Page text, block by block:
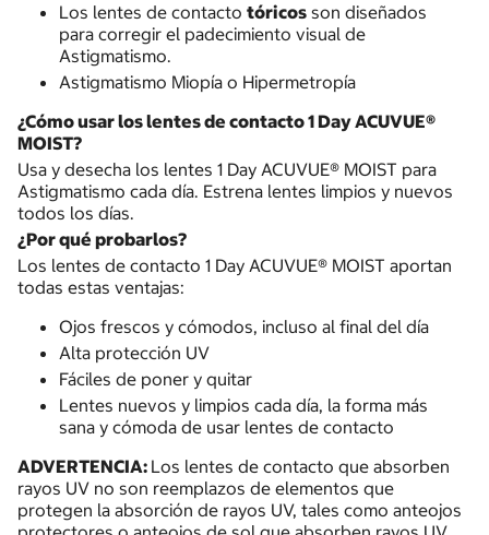
Los lentes de contacto tóricosson diseñados
para corregir el padecimiento visual de
Astigmatismo.
Astigmatismo Miopía o Hipermetropía
¿Cómo usar los lentes de contacto 1 Day ACUVUE®
MOIST?
Usa y desecha los lentes 1 Day ACUVUE® MOIST para
Astigmatismo cada día. Estrena lentes limpios y nuevos
todos los días.
¿Por qué probarlos?
Los lentes de contacto 1 Day ACUVUE® MOIST aportan
todas estas ventajas:
Ojos frescos y cómodos, incluso al final del día
Alta protección UV
Fáciles de poner y quitar
Lentes nuevos y limpios cada día, la forma más
sana y cómoda de usar lentes de contacto
ADVERTENCIA: Los lentes de contacto que absorben
rayos UV no son reemplazos de elementos que
protegen la absorción de rayos UV, tales como anteojos